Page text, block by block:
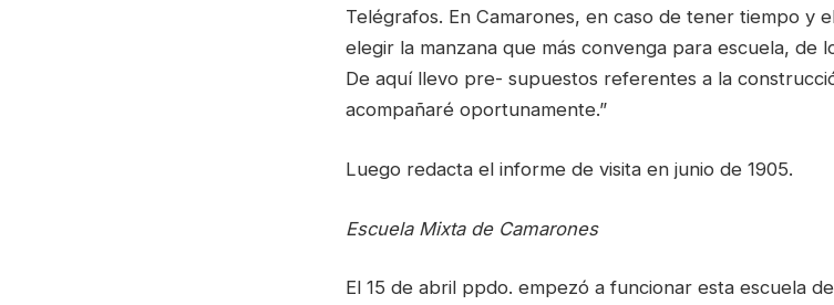
Telégrafos. En Camarones, en caso de tener tiempo y
elegir la manzana que más convenga para escuela, de
De aquí llevo pre- supuestos referentes a la
acompañaré oportunamente.”
Luego redacta el informe de visita en junio de 1905.
Escuela Mixta de Camarones
El 15 de abril ppdo. empezó a funcionar esta escuela